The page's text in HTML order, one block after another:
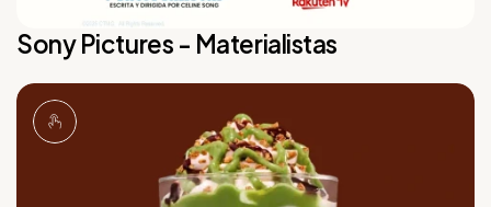
Sony Pictures - Materialistas